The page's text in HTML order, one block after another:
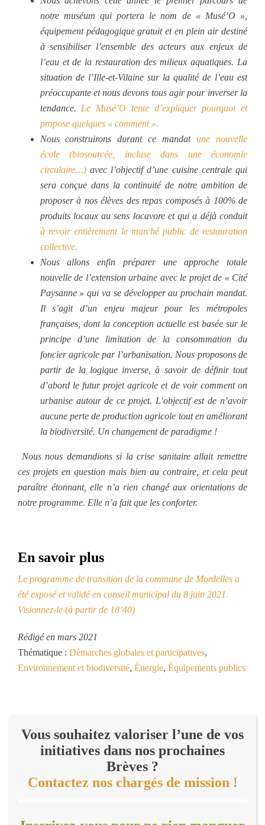
notre muséum qui portera le nom de « Musé’O »,
équipement pédagogique gratuit et en plein air destiné
à sensibiliser l’ensemble des acteurs aux enjeux de
l’eau et de la restauration des milieux aquatiques. La
situation de l’Ille-et-Vilaine sur la qualité de l’eau est
préoccupante et nous devons tous agir pour inverser la
tendance. Le Musé’O tente d’expliquer pourquoi et
propose quelques « comment ».
Nous construirons durant ce mandatune nouvelle
école (biosourcée, incluse dans une économie
circulaire…)avec l’objectif d’une cuisine centrale qui
sera conçue dans la continuité de notre ambition de
proposer à nos élèves des repas composés à 100% de
produits locaux au sens locavore et qui a déjà conduit
à revoir entièrement le marché public de restauration
collective.
Nous allons enfin préparer une approche totale
nouvelle de l’extension urbaine avec le projet de « Cité
Paysanne » qui va se développer au prochain mandat.
Il s’agit d’un enjeu majeur pour les métropoles
françaises, dont la conception actuelle est basée sur le
principe d’une limitation de la consommation du
foncier agricole par l’urbanisation. Nous proposons de
partir de la logique inverse, à savoir de définir tout
d’abord le futur projet agricole et de voir comment on
urbanise autour de ce projet. L’objectif est de n’avoir
aucune perte de production agricole tout en améliorant
la biodiversité. Un changement de paradigme !
Nous nous demandions si la crise sanitaire allait remettre
ces projets en question mais bien au contraire, et cela peut
paraître étonnant, elle n’a rien changé aux orientations de
notre programme. Elle n’a fait que les conforter.
En savoir plus
Le programme de transition de la commune de Mordelles a
été exposé et validé en conseil municipal du 8 juin 2021.
Visionnez-le (à partir de 18’40)
Rédigé en mars 2021
Thématique : Démarches globales et participatives,
Environnement et biodiversité, Énergie, Équipements publics
Vous souhaitez valoriser l’une de vos
initiatives dans nos prochaines
Brèves ?
Contactez nos chargés de mission !